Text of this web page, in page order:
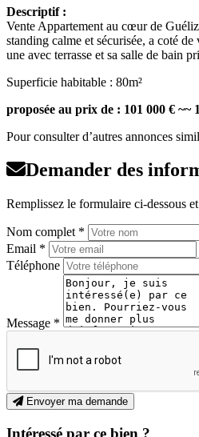
Descriptif :
Vente Appartement au cœur de
standing calme et sécurisée, a coté
une avec terrasse et sa salle de bain
Superficie habitable : 80m²
proposée au prix de : 101 000 € ~~
Pour consulter d’autres annonces
Demander des
Remplissez le formulaire ci-dessous
Nom complet *
Email *
Téléphone
Message *
Envoyer ma demande
Intéressé par ce bien ?